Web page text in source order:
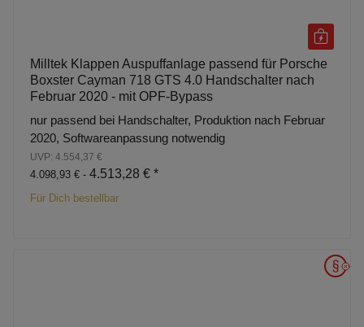
Milltek Klappen Auspuffanlage passend für Porsche
Boxster Cayman 718 GTS 4.0 Handschalter nach
Februar 2020 - mit OPF-Bypass
nur passend bei Handschalter, Produktion nach Februar
2020, Softwareanpassung notwendig
UVP: 4.554,37 €
4.098,93 € - 4.513,28 € *
Für Dich bestellbar